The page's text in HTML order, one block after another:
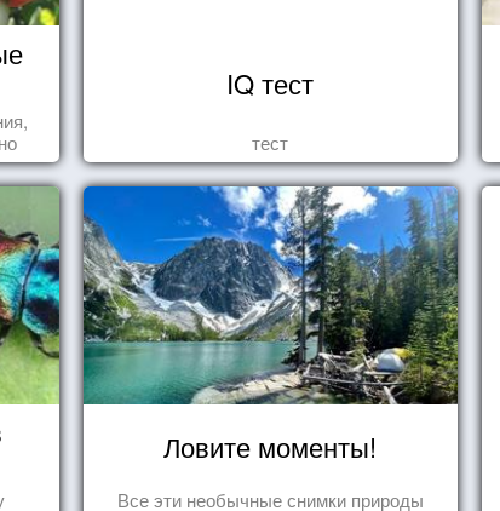
IQ тест
тест
Ловите моменты!
Все эти необычные снимки природы